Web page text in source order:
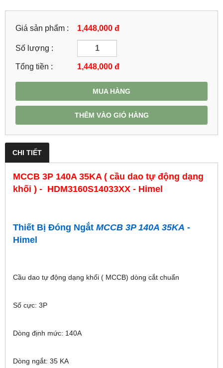
Giá sản phẩm : 1,448,000 đ
Số lượng :
Tổng tiền : 1,448,000 đ
MUA HÀNG
THÊM VÀO GIỎ HÀNG
CHI TIẾT
MCCB 3P 140A 35KA ( cầu dao tự động dạng
khối ) - HDM3160S14033XX - Himel
Thiết Bị Đóng Ngắt MCCB 3P 140A 35KA -
Himel
Cầu dao tự động dạng khối ( MCCB) dòng cắt chuẩn
Số cực: 3P
Dòng định mức: 140A
Dòng ngắt: 35 KA